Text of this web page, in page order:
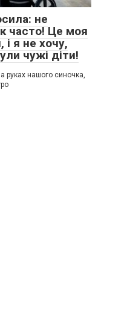
не
часто! Це моя
і я не хочу,
чужі діти!
руках нашого синочка,